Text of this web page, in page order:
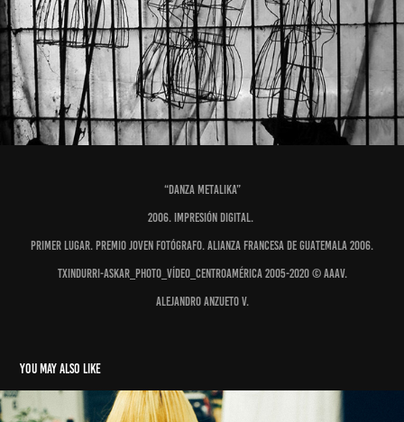
“DANZA METALIKA”
2006. Impresión digital.
Primer Lugar. Premio joven fotógrafo. Alianza Francesa de Guatemala 2006.
Txindurri-Askar_Photo_Vídeo_Centroamérica 2005-2020 © AAAV.
Alejandro Anzueto V.
You may also like